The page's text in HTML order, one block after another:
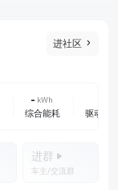
进社区
- kWh
综合能耗 驱动方
进群
车主/交流群